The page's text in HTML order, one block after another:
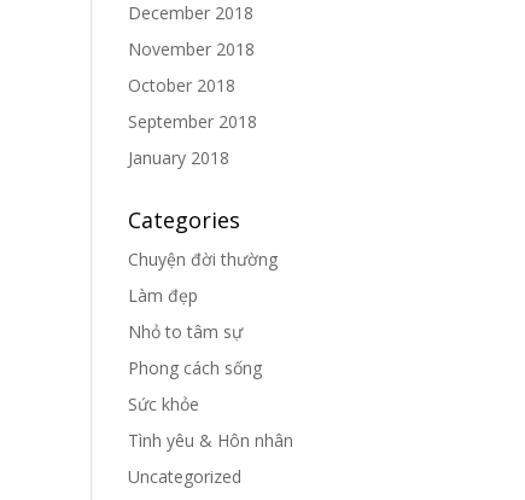
December 2018
November 2018
October 2018
September 2018
January 2018
Categories
Chuyện đời thường
Làm đẹp
Nhỏ to tâm sự
Phong cách sống
Sức khỏe
Tình yêu & Hôn nhân
Uncategorized